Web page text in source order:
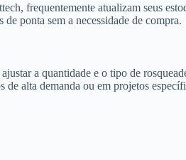
frequentemente atualizam seus
ponta sem a necessidade de compra.
a quantidade e o tipo de
de alta demanda ou em projetos